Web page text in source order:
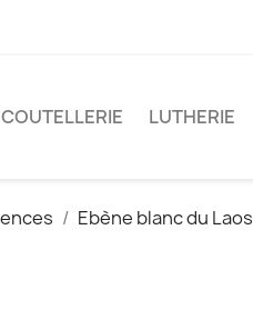
COUTELLERIE LUTHERIE
Ebène blanc du Laos